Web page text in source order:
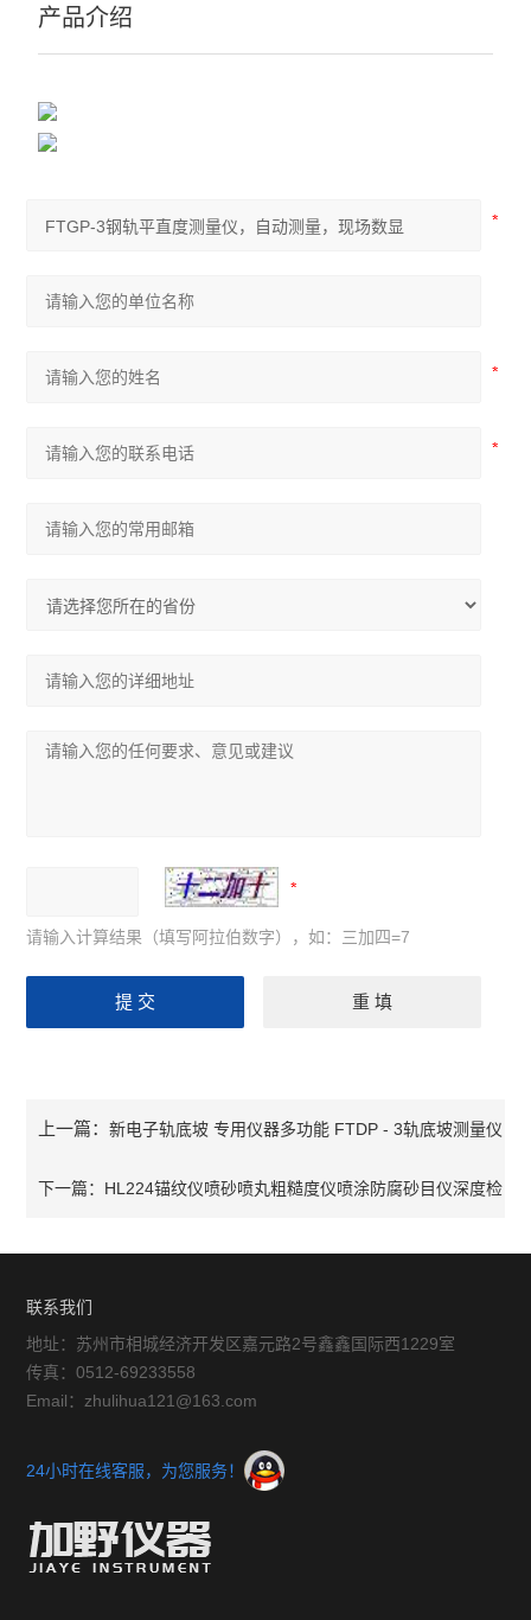
产品介绍
请输入计算结果（填写阿拉伯数字），如：三加四=7
上一篇：新电子轨底坡 专用仪器多功能 FTDP - 3轨底坡测量仪
下一篇： HL224锚纹仪喷砂喷丸粗糙度仪喷涂防腐砂目仪深度检
联系我们
地址：苏州市相城经济开发区嘉元路2号鑫鑫国际西1229室
传真：0512-69233558
Email：zhulihua121@163.com
24小时在线客服，为您服务！